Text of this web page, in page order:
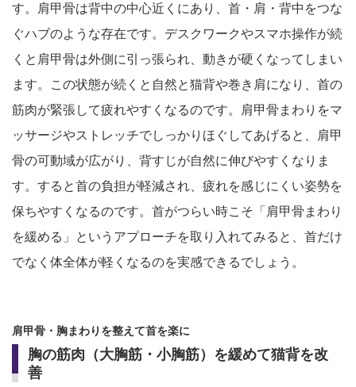
す。肩甲骨は背中の中心近くにあり、首・肩・背中をつな
ぐハブのような存在です。デスクワークやスマホ操作が続
くと肩甲骨は外側に引っ張られ、動きが硬くなってしまい
ます。この状態が続くと自然と猫背や巻き肩になり、首の
筋肉が緊張して疲れやすくなるのです。肩甲骨まわりをマ
ッサージやストレッチでしっかりほぐしてあげると、肩甲
骨の可動域が広がり、背すじが自然に伸びやすくなりま
す。すると首の負担が軽減され、疲れを感じにくい姿勢を
保ちやすくなるのです。首がつらい時こそ「肩甲骨まわり
を緩める」というアプローチを取り入れてみると、首だけ
でなく体全体が軽くなるのを実感できるでしょう。
肩甲骨・胸まわりを整えて首を楽に
胸の筋肉（大胸筋・小胸筋）を緩めて猫背を改
善